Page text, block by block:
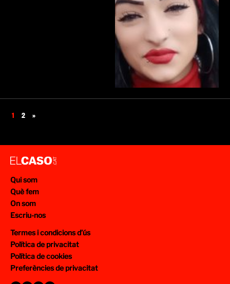
1 2 »
Qui som
Què fem
On som
Escriu-nos
Termes i condicions d’ús
Política de privacitat
Política de cookies
Preferències de privacitat